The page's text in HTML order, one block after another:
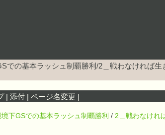
での基本ラッシュ制覇勝利/2＿戦わなければ生
| 添付 ページ名変更
下GSでの基本ラッシュ制覇勝利 / 2＿戦わなけれ